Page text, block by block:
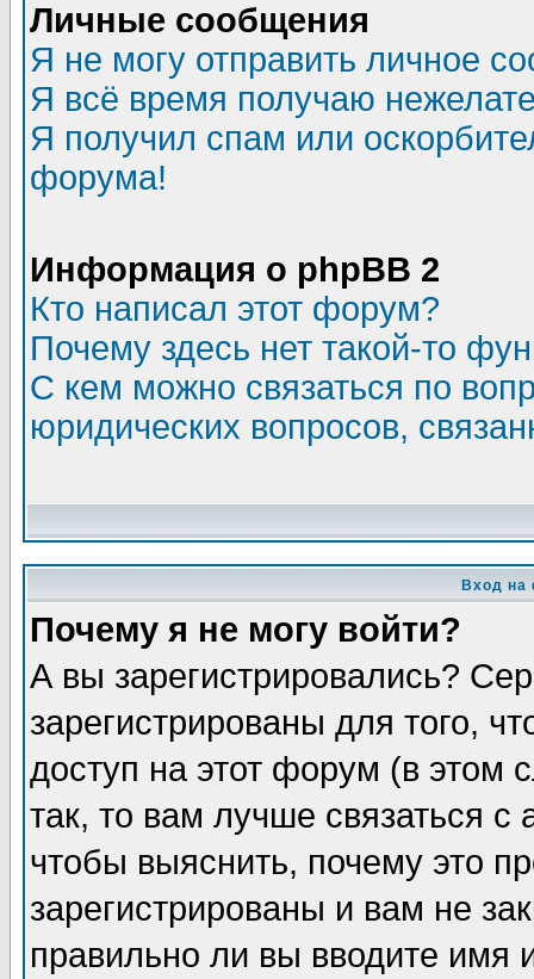
Личные сообщения
Я не могу отправить личное
Я всё время получаю
Я получил спам или
форума!
Информация о phpBB 2
Кто написал этот форум?
Почему здесь нет такой-то
С кем можно связаться по
юридических вопросов,
Вход на
Почему я не могу войти?
А вы зарегистрировались?
зарегистрированы для того,
доступ на этот форум (в этом
так, то вам лучше связаться
чтобы выяснить, почему это
зарегистрированы и вам не
правильно ли вы вводите